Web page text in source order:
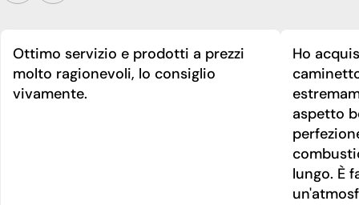
Ottimo servizio e prodotti a prezzi
molto ragionevoli, lo consiglio
vivamente.
Ho
aspetto
lungo. È